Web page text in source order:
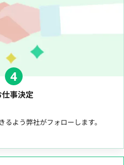
4
仕事決定
よう弊社がフォローします。